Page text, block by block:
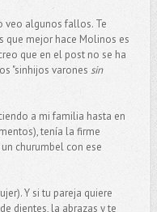
veo algunos fallos. Te
que mejor hace Molinos es
que en el post no se ha
"sinhijos varones sin
a mi familia hasta en
tenía la firme
churumbel con ese
Y si tu pareja quiere
dientes, la abrazas y te